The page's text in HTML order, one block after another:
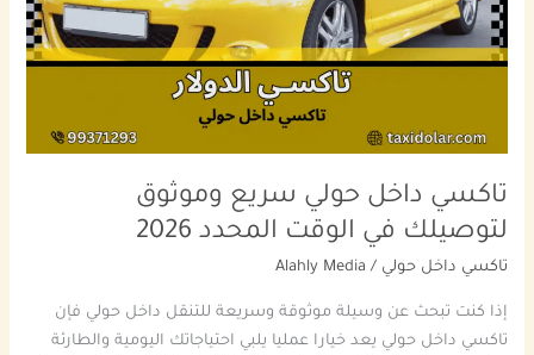
تاكسي داخل حولي سريع وموثوق
لتوصيلك في الوقت المحدد 2026
تاكسي داخل حولي /
Alahly Media
إذا كنت تبحث عن وسيلة موثوقة وسريعة للتنقل داخل حولي فإن
تاكسي داخل حولي يعد خيارا عمليا يلبي احتياجاتك اليومية والطارئة
وموثوق
لتوصيلك
في
2026